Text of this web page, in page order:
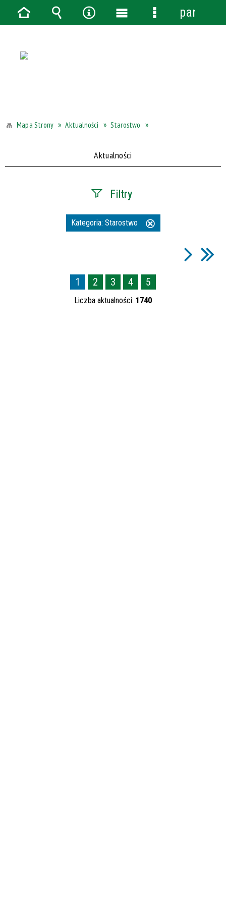
Mapa Strony Aktualności Starostwo
Aktualności
Filtry
Szukana fraza
—
Kategoria
Kategoria: Starostwo
1 2 3 4 5
Liczba aktualności: 1740
StronaWyszukiwarka
Narzędzia
Menu Menu
panel